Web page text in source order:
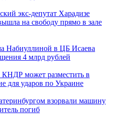
экс-депутат Харадизе
на свободу прямо в зале
Набиуллиной в ЦБ Исаева
4 млрд рублей
КНДР может разместить в
для ударов по Украине
взорвали машину
погиб